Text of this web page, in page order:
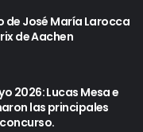
José María Larocca
de Aachen
2026: Lucas Mesa e
las principales